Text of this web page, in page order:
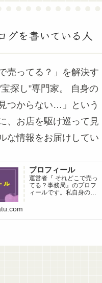
グを書いている人
売ってる？」を解決す
探し”専門家。 自身の
つからない…」という
、お店を駆け巡って見
な情報をお届けしてい
プロフィール
運営者『 それどこで売っ
てる？事務局』のプロフ
ィールです。私自身の
集へのこだわりと想いを